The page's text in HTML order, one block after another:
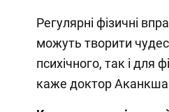
Регулярні фізичні
можуть творити
психічного, так і для
каже доктор Аканкша